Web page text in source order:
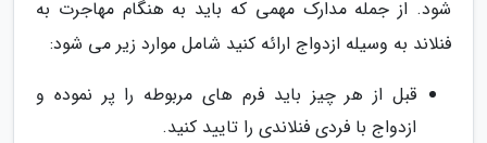
شود. از جمله مدارک مهمی که باید به هنگام مهاجرت به
فنلاند به وسیله ازدواج ارائه کنید شامل موارد زیر می شود:
قبل از هر چیز باید فرم های مربوطه را پر نموده و
ازدواج با فردی فنلاندی را تایید کنید.